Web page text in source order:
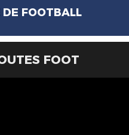
FOOTBALL
FOOT